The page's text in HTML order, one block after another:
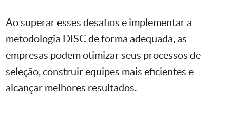
Ao superar esses desafios e implementar a
metodologia DISC de forma adequada, as
empresas podem otimizar seus processos de
seleção, construir equipes mais eficientes e
alcançar melhores resultados.